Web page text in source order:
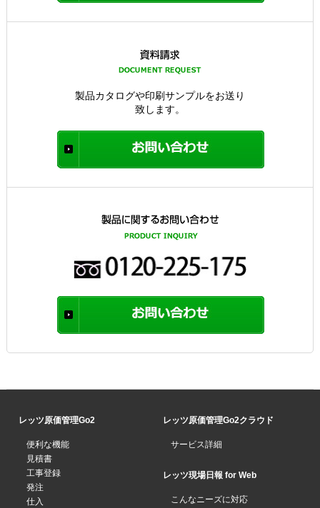
製品カタログや印刷サンプルをお送り
致します。
レッツ原価管理Go2
便利な機能
見積書
工事登録
発注
仕入
レッツ原価管理Go2クラウド
サービス詳細
レッツ現場日報 for Web
こんなニーズに対応